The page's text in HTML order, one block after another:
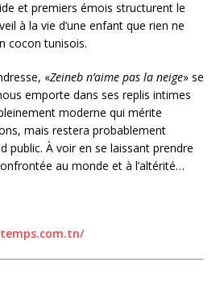
et premiers émois structurent le
à la vie d’une enfant que rien ne
cocon tunisois.
«Zeineb n’aime pas la neige» se
emporte dans ses replis intimes
moderne qui mérite
mais restera probablement
public. À voir en se laissant prendre
au monde et à l’altérité…